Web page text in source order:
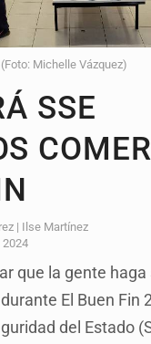
(Foto: Michelle Vázquez)
SSE
| Ilse Martínez
2024
que la gente
El Buen Fin
del Estado